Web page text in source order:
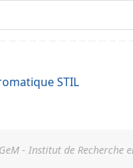
STIL
GeM - Institut de Recherche